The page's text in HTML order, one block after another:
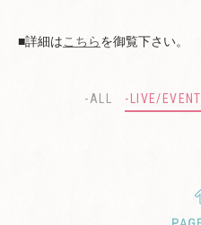
■詳細はこちらを御覧下さい。
-ALL -LIVE/EVENT